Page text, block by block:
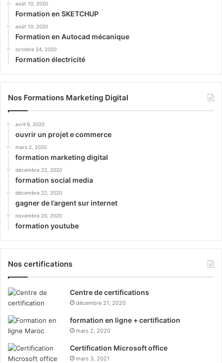
août 10, 2020
Formation en SKETCHUP
août 10, 2020
Formation en Autocad mécanique
octobre 24, 2020
Formation électricité
Nos Formations Marketing Digital
avril 6, 2020
ouvrir un projet e commerce
mars 2, 2020
formation marketing digital
décembre 22, 2020
formation social media
décembre 22, 2020
gagner de l’argent sur internet
novembre 20, 2020
formation youtube
Nos certifications
Centre de certifications
décembre 21, 2020
formation en ligne + certification
mars 2, 2020
Certification Microsoft office
mars 3, 2021